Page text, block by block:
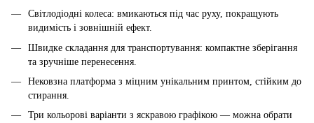
Світлодіодні колеса: вмикаються під час руху, покращують
видимість і зовнішній ефект.
Швидке складання для транспортування: компактне зберігання
та зручніше перенесення.
Нековзна платформа з міцним унікальним принтом, стійким до
стирання.
Три кольорові варіанти з яскравою графікою — можна обрати